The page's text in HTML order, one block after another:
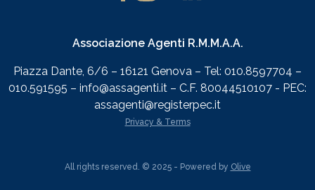
Associazione Agenti R.M.M.A.A.
Piazza Dante, 6/6 – 16121 Genova – Tel: 010.8597704 –
010.591595 – info@assagenti.it – C.F. 80044510107 - PEC:
assagenti@registerpec.it
Privacy & Terms
All rights reserved. © 2025 - Powered by Olive